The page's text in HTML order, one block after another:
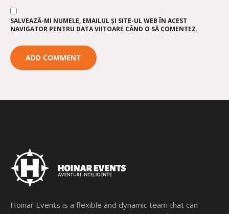
SALVEAZĂ-MI NUMELE, EMAILUL ȘI SITE-UL WEB ÎN ACEST
NAVIGATOR PENTRU DATA VIITOARE CÂND O SĂ COMENTEZ.
Hoinar Events is a flexible and dynamic team that can